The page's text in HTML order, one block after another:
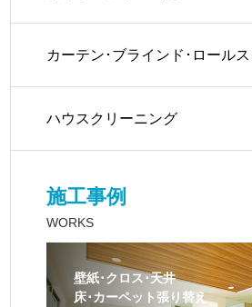
カーテン･ブラインド･ロールス
ーン取付け
ハウスクリーニング
施工事例
WORKS
壁紙･クロス･天井
床･カーペット張り替え